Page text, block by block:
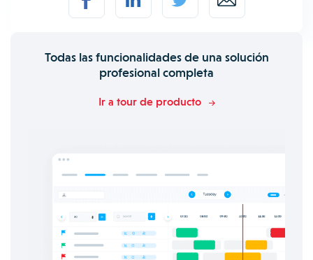
Todas las funcionalidades de una solución
profesional completa
Ir a tour de producto